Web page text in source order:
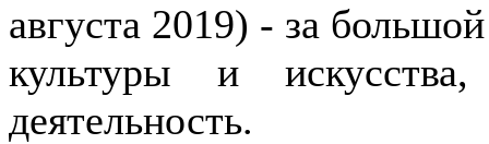
августа 2019) - за
культуры и
деятельность.